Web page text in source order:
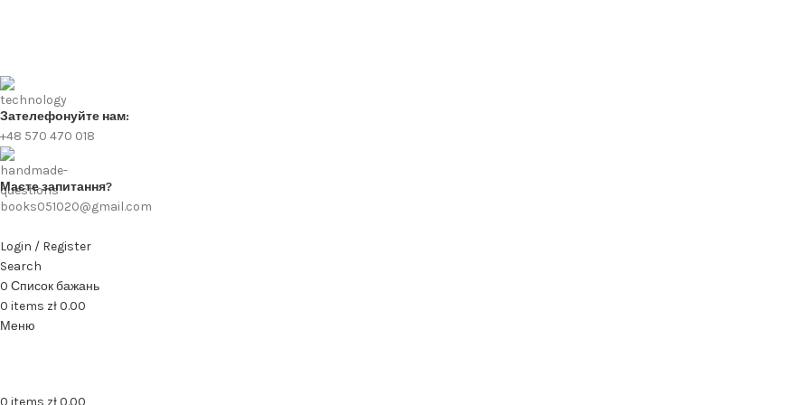
Зателефонуйте нам:
+48 570 470 018
Маєте запитання?
books051020@gmail.com
Login / Register
Search
0 Список бажань
0 items zł0.00
Меню
0 items zł0.00